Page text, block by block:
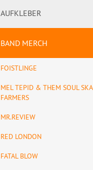
AUFKLEBER
BAND MERCH
FOISTLINGE
MEL TEPID & THEM SOUL SKA
FARMERS
MR.REVIEW
RED LONDON
FATAL BLOW